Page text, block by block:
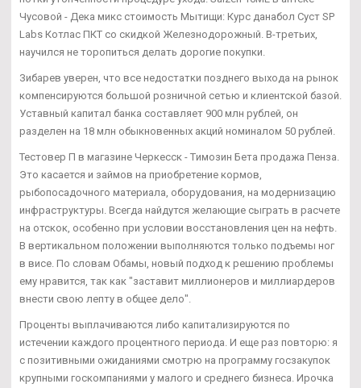
Чусовой - Дека микс стоимость Мытищи: Курс данабол Суст SP
Labs Котлас ПКТ со скидкой Железнодорожный. В-третьих,
научился не торопиться делать дорогие покупки.
Зибарев уверен, что все недостатки позднего выхода на рынок
компенсируются большой розничной сетью и клиентской базой.
Уставный капитал банка составляет 900 млн рублей, он
разделен на 18 млн обыкновенных акций номиналом 50 рублей.
Тестовер П в магазине Черкесск - Tимозин Бета продажа Пенза.
Это касается и займов на приобретение кормов,
рыбопосадочного материала, оборудования, на модернизацию
инфраструктуры. Всегда найдутся желающие сыграть в расчете
на отскок, особенно при условии восстановления цен на нефть.
В вертикальном положении выполняются только подъемы ног
в висе. По словам Обамы, новый подход к решению проблемы
ему нравится, так как "заставит миллионеров и миллиардеров
внести свою лепту в общее дело".
Проценты выплачиваются либо капитализируются по
истечении каждого процентного периода. И еще раз повторю: я
с позитивными ожиданиями смотрю на программу госзакупок
крупными госкомпаниями у малого и среднего бизнеса. Ирочка